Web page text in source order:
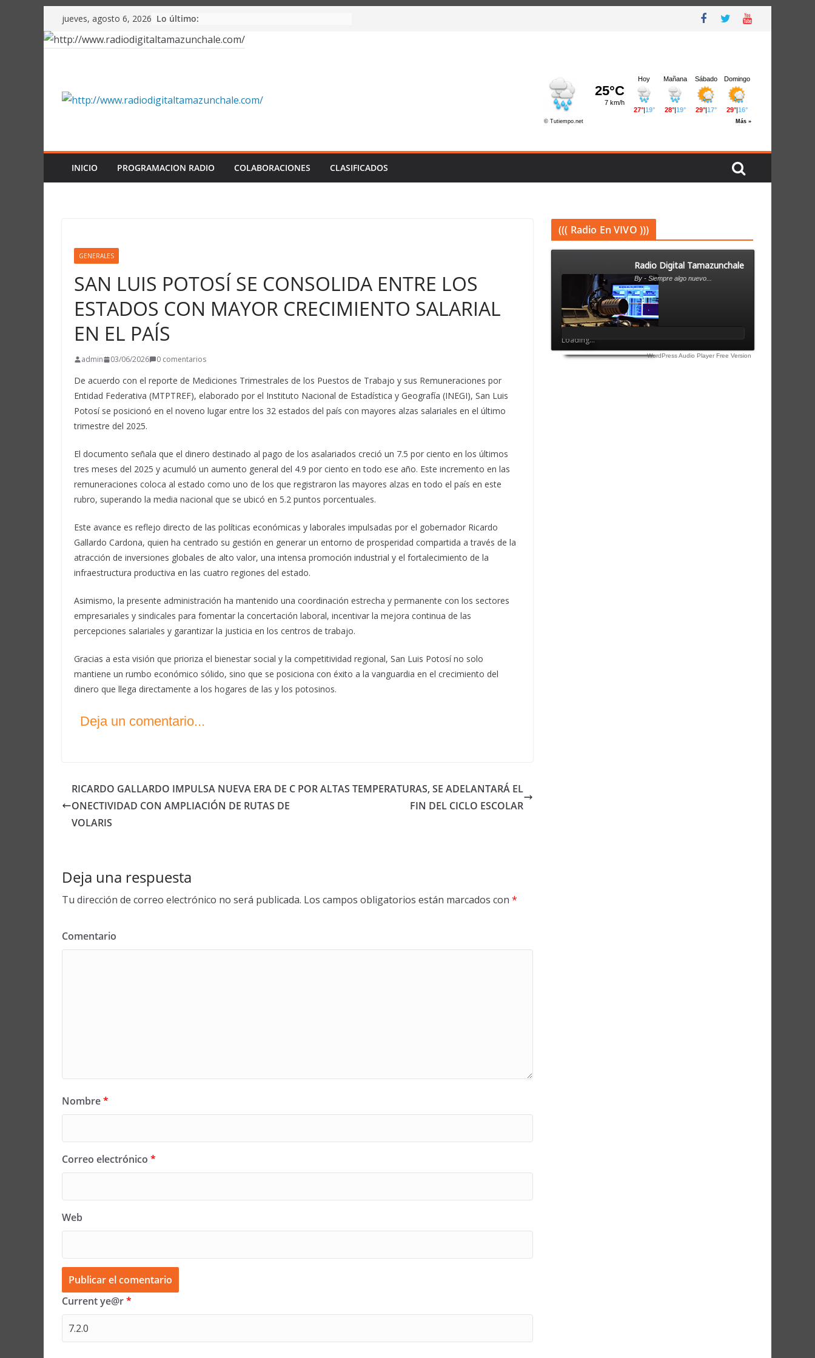
Saltar
al
contenido
jueves, agosto 6, 2026 Lo último:
INICIO PROGRAMACION RADIO COLABORACIONES CLASIFICADOS
GENERALES
SAN LUIS POTOSÍ SE CONSOLIDA ENTRE LOS
ESTADOS CON MAYOR CRECIMIENTO SALARIAL
EN EL PAÍS
admin 03/06/2026 0 comentarios
De acuerdo con el reporte de Mediciones Trimestrales de los Puestos de Trabajo y sus Remuneraciones por
Entidad Federativa (MTPTREF), elaborado por el Instituto Nacional de Estadística y Geografía (INEGI), San Luis
Potosí se posicionó en el noveno lugar entre los 32 estados del país con mayores alzas salariales en el último
trimestre del 2025.
El documento señala que el dinero destinado al pago de los asalariados creció un 7.5 por ciento en los últimos
tres meses del 2025 y acumuló un aumento general del 4.9 por ciento en todo ese año. Este incremento en las
remuneraciones coloca al estado como uno de los que registraron las mayores alzas en todo el país en este
rubro, superando la media nacional que se ubicó en 5.2 puntos porcentuales.
Este avance es reflejo directo de las políticas económicas y laborales impulsadas por el gobernador Ricardo
Gallardo Cardona, quien ha centrado su gestión en generar un entorno de prosperidad compartida a través de la
atracción de inversiones globales de alto valor, una intensa promoción industrial y el fortalecimiento de la
infraestructura productiva en las cuatro regiones del estado.
Asimismo, la presente administración ha mantenido una coordinación estrecha y permanente con los sectores
empresariales y sindicales para fomentar la concertación laboral, incentivar la mejora continua de las
percepciones salariales y garantizar la justicia en los centros de trabajo.
Gracias a esta visión que prioriza el bienestar social y la competitividad regional, San Luis Potosí no solo
mantiene un rumbo económico sólido, sino que se posiciona con éxito a la vanguardia en el crecimiento del
dinero que llega directamente a los hogares de las y los potosinos.
Deja un comentario...
RICARDO GALLARDO IMPULSA NUEVA ERA DE C
ONECTIVIDAD CON AMPLIACIÓN DE RUTAS DE
VOLARIS
POR ALTAS TEMPERATURAS, SE ADELANTARÁ EL
FIN DEL CICLO ESCOLAR
Deja una respuesta
Tu dirección de correo electrónico no será publicada. Los campos obligatorios están marcados con *
Comentario
Nombre*
Correo electrónico *
Web
Current ye@r*
((( Radio En VIVO )))
Radio Digital Tamazunchale
By - Siempre algo nuevo...
Loading...
WordPress Audio Player Free Version